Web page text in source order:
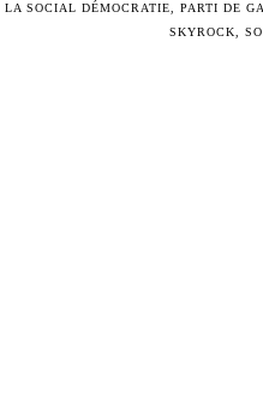
LA SOCIAL DÉMOCRATIE
PARTI DE
SKYROCK